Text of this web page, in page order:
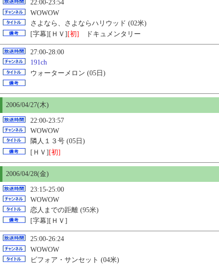
22:00-23:54
WOWOW
さよなら、さよならハリウッド (02米)
[字幕][ＨＶ] [初] ドキュメンタリー
27:00-28:00
191ch
ウォーターメロン (05日)
2006/04/27(木)
22:00-23:57
WOWOW
隣人１３号 (05日)
[ＨＶ][初]
2006/04/28(金)
23:15-25:00
WOWOW
恋人までの距離 (95米)
[字幕][ＨＶ]
25:00-26:24
WOWOW
ビフォア・サンセット (04米)